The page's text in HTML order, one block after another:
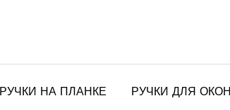
РУЧКИ НА ПЛАНКЕ РУЧКИ ДЛЯ ОКОН